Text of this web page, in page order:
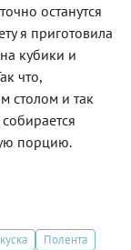
останутся
я приготовила
кубики и
что,
столом и так
порцию.
Полента